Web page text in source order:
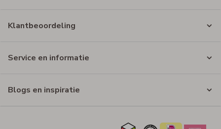
Klantbeoordeling
Service en informatie
Blogs en inspiratie